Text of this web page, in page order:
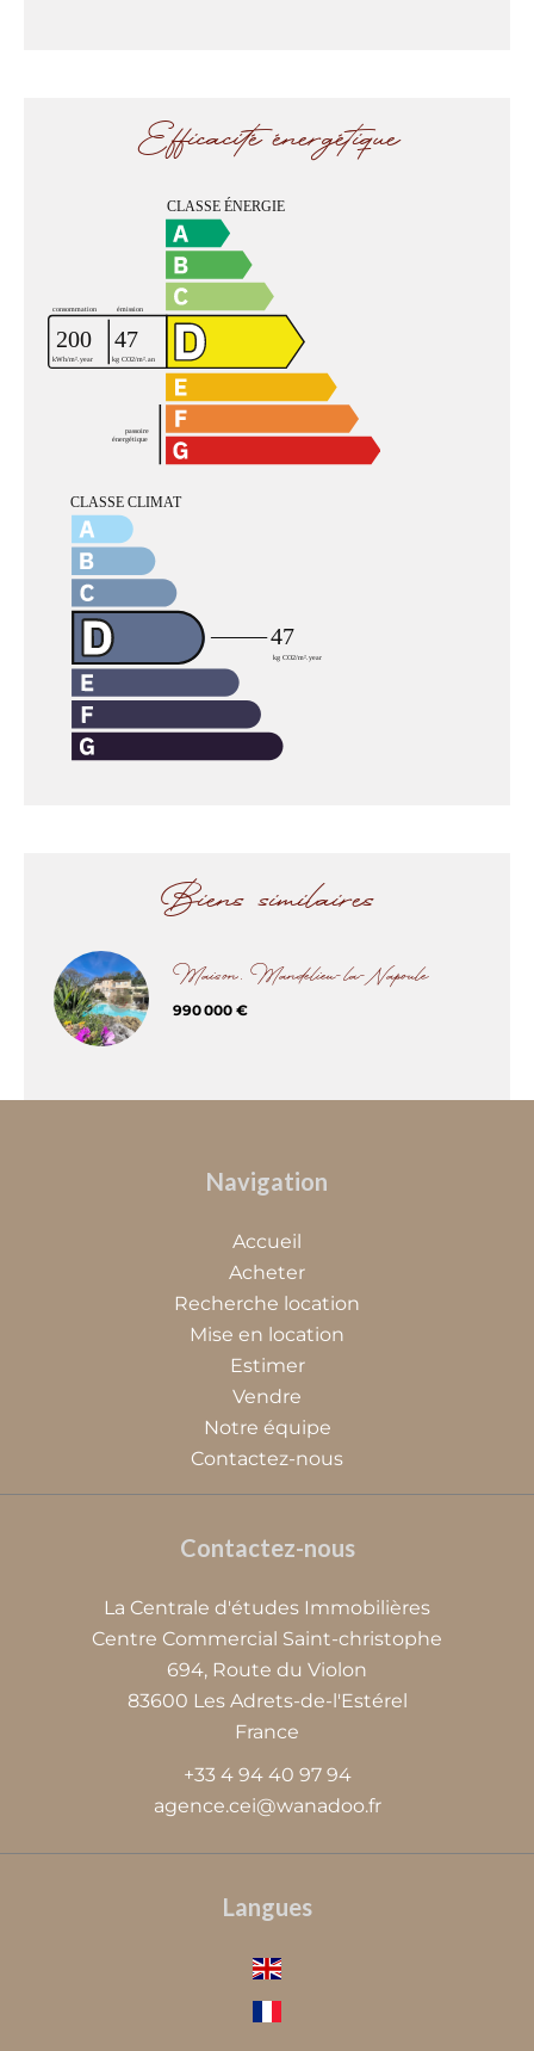
Efficacité énergétique
Biens similaires
Maison, Mandelieu-la-Napoule
990 000 €
Navigation
Accueil
Acheter
Recherche location
Mise en location
Estimer
Vendre
Notre équipe
Contactez-nous
Contactez-nous
La Centrale d'études Immobilières
Centre Commercial Saint-christophe
694, Route du Violon
83600 Les Adrets-de-l'Estérel
France
+33 4 94 40 97 94
agence.cei@wanadoo.fr
Langues